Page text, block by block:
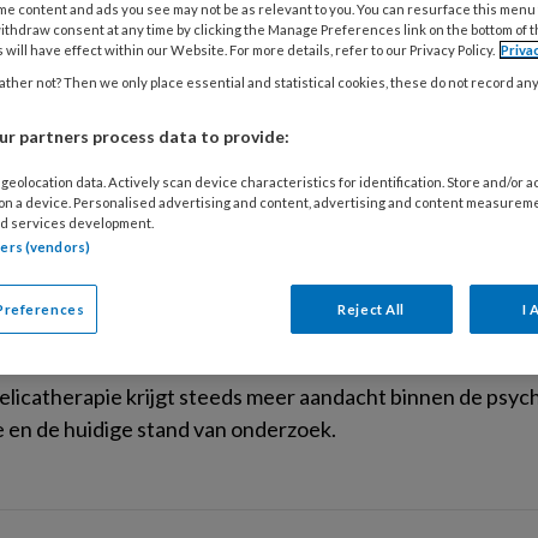
ACHTERGROND PSYCHISCHE HUISARTSENZORG
van psychedelica: van
onderzoek
van psychedelica loopt van eeuwenoude
psilocybine, MDMA en ketamine.
ACHTERGROND PSYCHISCHE HUISARTSENZORG
krijgt steeds meer aandacht binnen de
en de huidige stand van onderzoek.
content and ads you see may not be as relevant to you. You can resurface this
consent at any time by clicking the Manage Preferences link on the bottom of
will have effect within our Website. For more details, refer to our Privacy Policy.
not? Then we only place essential and statistical cookies, these do not record
partners process data to provide:
data. Actively scan device characteristics for identification. Store and/or
a device. Personalised advertising and content, advertising and content
services development.
(vendors)
Reject All I